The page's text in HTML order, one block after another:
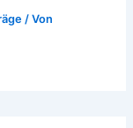
/ Von